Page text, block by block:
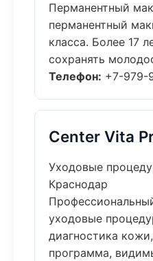
Перманентный
перманентный
класса. Более 17
сохранять
Телефон: +7-979-
Center Vita
Уходовые
Краснодар
уходовые
диагностика
программа,